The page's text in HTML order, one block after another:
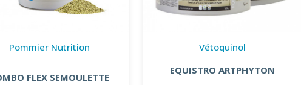
Pommier Nutrition
FLEX SEMOULETTE
Vétoquinol
EQUISTRO ARTPHYTON